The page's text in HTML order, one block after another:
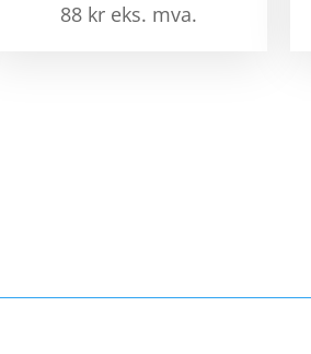
88 kr eks. mva.